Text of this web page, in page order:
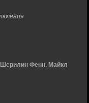
Фенн, Майкл